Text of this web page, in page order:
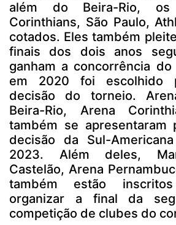
além do Beira-Rio,
Corinthians, São Paulo,
cotados. Eles também
finais dos dois anos
ganham a concorrência do
em 2020 foi escolhido
decisão do torneio.
Beira-Rio, Arena
também se apresentaram
decisão da Sul-
2023. Além deles,
Castelão, Arena
também estão
organizar a final da
competição de clubes do